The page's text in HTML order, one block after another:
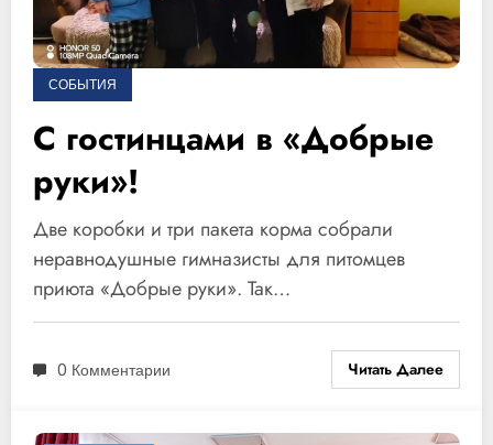
СОБЫТИЯ
С гостинцами в «Добрые
руки»!
Две коробки и три пакета корма собрали
неравнодушные гимназисты для питомцев
приюта «Добрые руки». Так…
0 Комментарии Читать Далее